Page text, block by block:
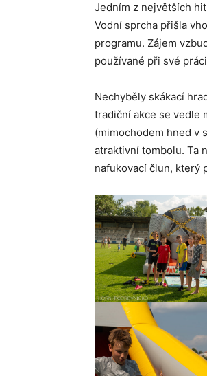
Jedním z největších
Vodní sprcha přišla
programu. Zájem
používané při své
Nechyběly skákací
tradiční akce se vedle
(mimochodem hned v
atraktivní tombolu. Ta
nafukovací člun, který